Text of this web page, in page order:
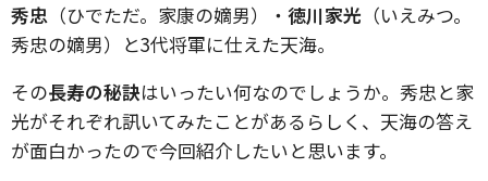
秀忠 （ひでただ。家康の嫡男）・ 徳川家光 （いえみつ。
秀忠の嫡男）と3代将軍に仕えた天海。
その長寿の秘訣はいったい何なのでしょうか。秀忠と家
光がそれぞれ訊いてみたことがあるらしく、天海の答え
が面白かったので今回紹介したいと思います。